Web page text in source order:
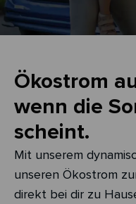
Ökostrom
wenn die
scheint.
Mit unserem
unseren Ökostrom
direkt bei dir zu